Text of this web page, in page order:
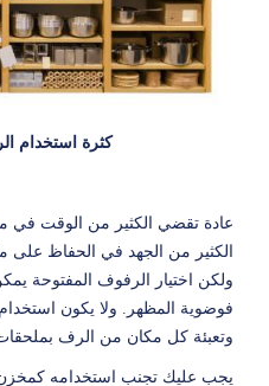
كثرة استخدام
عادة تقضي الكثير من الوقت في
الكثير من الجهد في الحفاظ على
ولكن اختيار الرفوف المفتوحة
فوضوية المظهر. ولا يكون
وتعبئة كل مكان من الرف بملحقات
يجب عليك تجنب استخدامه كمخزن